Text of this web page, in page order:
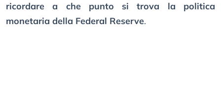
ricordare a che punto si trova la politica
monetaria della Federal Reserve.